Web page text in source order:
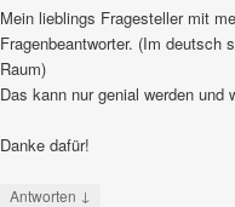
Mein lieblings Fragesteller mit
Fragenbeantworter. (Im deutsch
Raum)
Das kann nur genial werden und
Danke dafür!
Antworten ↓